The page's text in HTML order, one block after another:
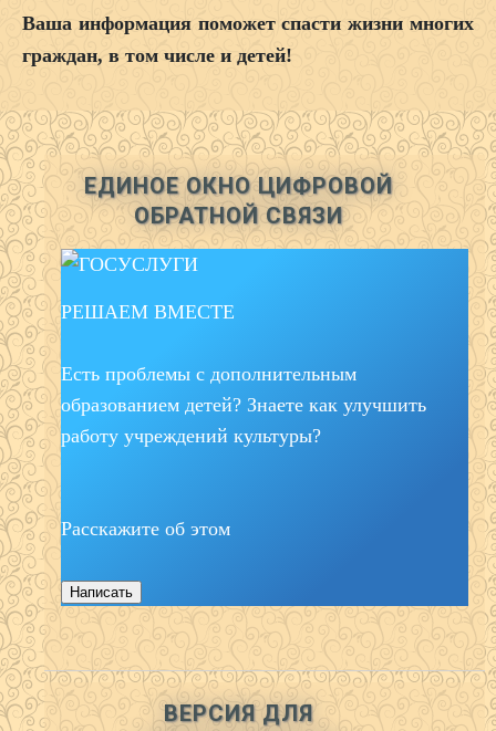
Ваша информация поможет спасти жизни многих
граждан, в том числе и детей!
ЕДИНОЕ ОКНО ЦИФРОВОЙ
ОБРАТНОЙ СВЯЗИ
РЕШАЕМ ВМЕСТЕ
Есть проблемы с дополнительным
образованием детей? Знаете как улучшить
работу учреждений культуры?
Расскажите об этом
Написать
ВЕРСИЯ ДЛЯ